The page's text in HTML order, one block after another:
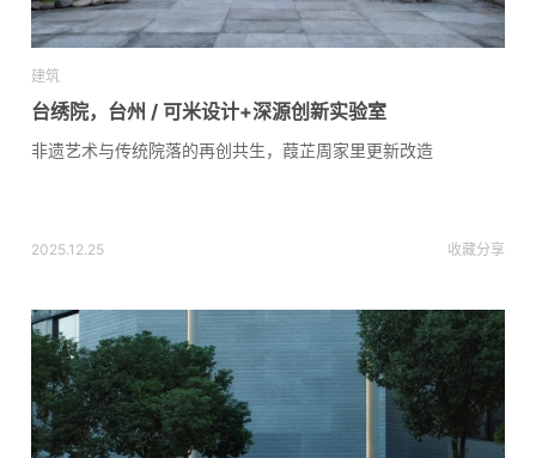
建筑
台绣院，台州 / 可米设计+深源创新实验室
非遗艺术与传统院落的再创共生，葭芷周家里更新改造
2025.12.25 收藏分享